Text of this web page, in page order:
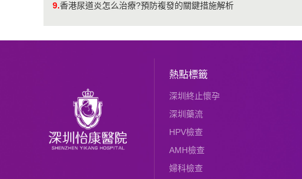
9.香港尿道炎怎么治療?預防複發的關鍵措施解析
熱點標籤
深圳終止懷孕
深圳藥流
HPV檢查
AMH檢查
婦科檢查